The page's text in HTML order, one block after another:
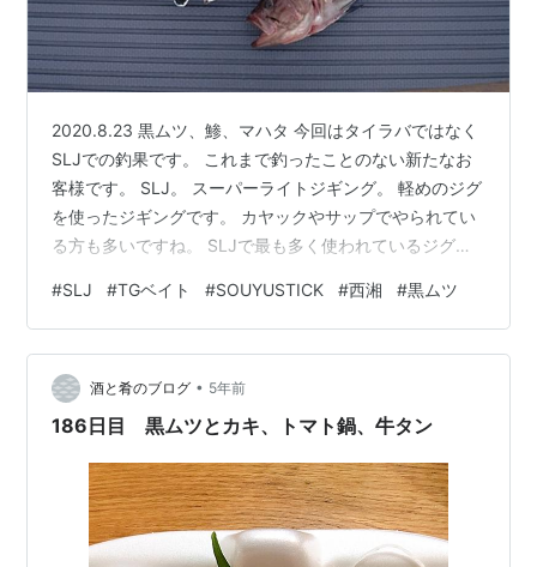
2020.8.23 黒ムツ、鯵、マハタ 今回はタイラバではなく
SLJでの釣果です。 これまで釣ったことのない新たなお
客様です。 SLJ。 スーパーライトジギング。 軽めのジグ
を使ったジギングです。 カヤックやサップでやられてい
る方も多いですね。 SLJで最も多く使われているジグは
ています。 僕も使っていますが本当に良く釣れます。 僕
が使っているのは45gと60gの グリーンゴールドです。
https://www.daiwa.com/jp/fishing/item/lure/salt_le/tg_b
ait/index.html 釣り方は …
#SLJ #TGベイト #SOUYUSTICK #西湘 #黒ムツ
酒と肴のブログ • 5年前
186日目 黒ムツとカキ、トマト鍋、牛タン